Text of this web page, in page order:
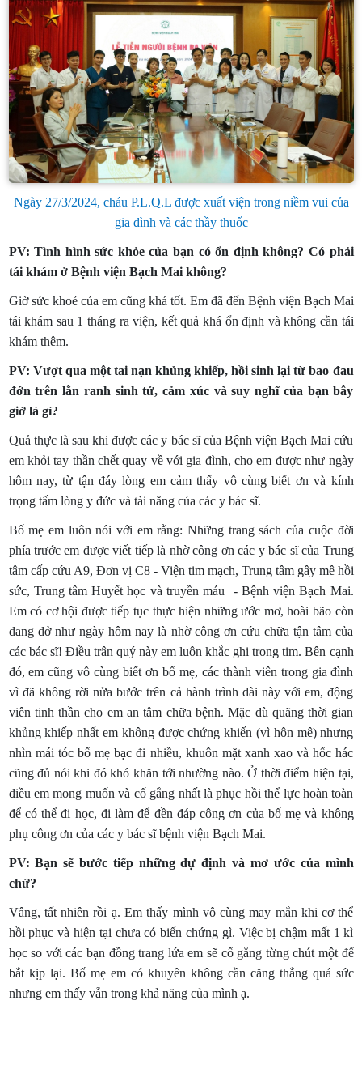
Ngày 27/3/2024, cháu P.L.Q.L được xuất viện trong niềm vui của
PV: Tình hình sức khỏe của bạn có ổn định không? Có phải
Giờ sức khoẻ của em cũng khá tốt. Em đã đến Bệnh viện Bạch Mai
tái khám sau 1 tháng ra viện, kết quả khá ổn định và không cần tái
PV: Vượt qua một tai nạn khủng khiếp, hồi sinh lại từ bao đau
đớn trên lằn ranh sinh tử, cảm xúc và suy nghĩ của bạn bây
Quả thực là sau khi được các y bác sĩ của Bệnh viện Bạch Mai cứu
em khỏi tay thần chết quay về với gia đình, cho em được như ngày
hôm nay, từ tận đáy lòng em cảm thấy vô cùng biết ơn và kính
Bố mẹ em luôn nói với em rằng: Những trang sách của cuộc đời
phía trước em được viết tiếp là nhờ công ơn các y bác sĩ của Trung
tâm cấp cứu A9, Đơn vị C8 - Viện tim mạch, Trung tâm gây mê hồi
sức, Trung tâm Huyết học và truyền máu - Bệnh viện Bạch Mai.
Em có cơ hội được tiếp tục thực hiện những ước mơ, hoài bão còn
dang dở như ngày hôm nay là nhờ công ơn cứu chữa tận tâm của
các bác sĩ! Điều trân quý này em luôn khắc ghi trong tim. Bên cạnh
đó, em cũng vô cùng biết ơn bố mẹ, các thành viên trong gia đình
vì đã không rời nửa bước trên cả hành trình dài này với em, động
viên tinh thần cho em an tâm chữa bệnh. Mặc dù quãng thời gian
khủng khiếp nhất em không được chứng khiến (vì hôn mê) nhưng
nhìn mái tóc bố mẹ bạc đi nhiều, khuôn mặt xanh xao và hốc hác
cũng đủ nói khi đó khó khăn tới nhường nào. Ở thời điểm hiện tại,
điều em mong muốn và cố gắng nhất là phục hồi thể lực hoàn toàn
để có thể đi học, đi làm để đền đáp công ơn của bố mẹ và không
PV: Bạn sẽ bước tiếp những dự định và mơ ước của mình
Vâng, tất nhiên rồi ạ. Em thấy mình vô cùng may mắn khi cơ thể
hồi phục và hiện tại chưa có biến chứng gì. Việc bị chậm mất 1 kì
học so với các bạn đồng trang lứa em sẽ cố gắng từng chút một để
bắt kịp lại. Bố mẹ em có khuyên không cần căng thẳng quá sức